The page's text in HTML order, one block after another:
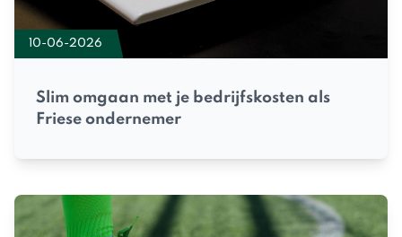
10-06-2026
Slim omgaan met je bedrijfskosten als
Friese ondernemer